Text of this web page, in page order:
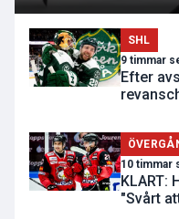
SHL
9 timmar
Efter
10 timmar
KLART:
"Svårt